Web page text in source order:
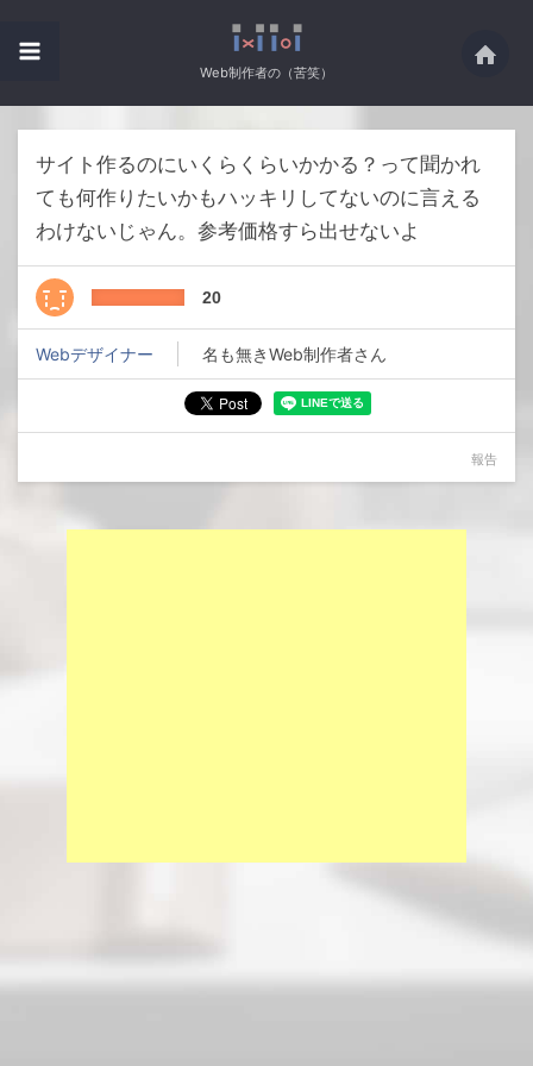
Web制作者の（苦笑）
サイト作るのにいくらくらいかかる？って聞かれ
ても何作りたいかもハッキリしてないのに言える
わけないじゃん。参考価格すら出せないよ
20
Webデザイナー 名も無きWeb制作者さん
報告